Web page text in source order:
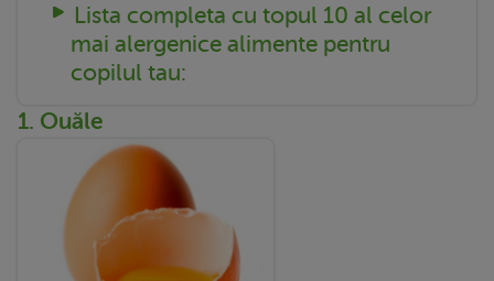
Lista completa cu topul 10 al celor
mai alergenice alimente pentru
copilul tau:
1. Ouăle